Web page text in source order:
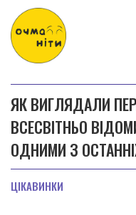
ЯК ВИГЛЯДАЛИ
ВСЕСВІТНЬО
ОДНИМИ З
ЦІКАВИНКИ